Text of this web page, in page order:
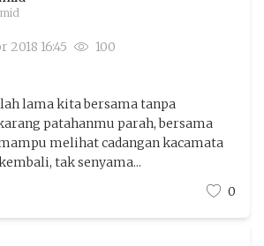
2018 16:45 100
lama kita bersama tanpa
patahanmu parah, bersama
melihat cadangan kacamata
tak senyama...
0